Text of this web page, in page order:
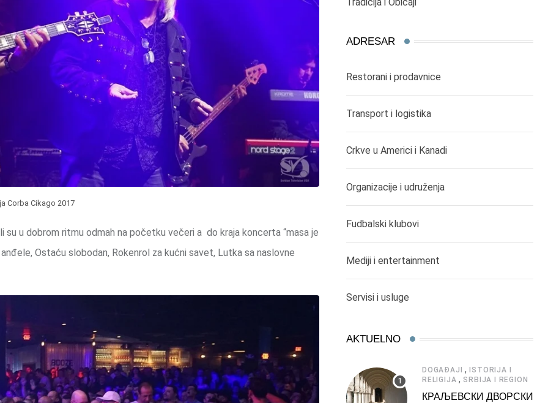
Corba Cikago 2017
u dobrom ritmu odmah na početku večeri a do kraja koncerta “masa je
Ostaću slobodan, Rokenrol za kućni savet, Lutka sa naslovne
ADRESAR
Restorani i prodavnice
Transport i logistika
Crkve u Americi i Kanadi
Organizacije i udruženja
Fudbalski klubovi
Mediji i entertainment
Servisi i usluge
AKTUELNO
DOGAĐAJI , ISTORIJA I
RELIGIJA , SRBIJA I REGION
КРАЉЕВСКИ ДВОРСКИ